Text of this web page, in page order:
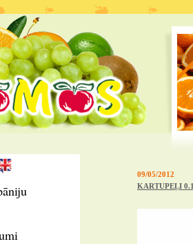
09/05/2012
KARTUPEĻI